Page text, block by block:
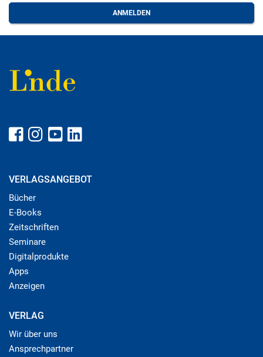
VERLAGSANGEBOT
Bücher
E-Books
Zeitschriften
Seminare
Digitalprodukte
Apps
Anzeigen
VERLAG
Wir über uns
Ansprechpartner